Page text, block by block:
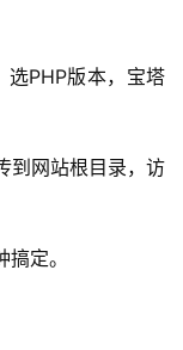
选PHP版本，宝塔
到网站根目录，访
定。